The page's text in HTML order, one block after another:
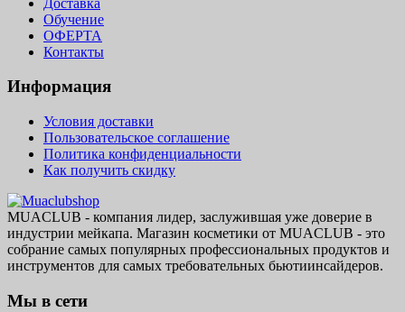
Обучение
ОФЕРТА
Контакты
Информация
Условия доставки
Пользовательское соглашение
Политика конфиденциальности
Как получить скидку
MUACLUB - компания лидер, заслужившая уже доверие в
индустрии мейкапа. Магазин косметики от MUACLUB - это
собрание самых популярных профессиональных продуктов и
инструментов для самых требовательных бьютиинсайдеров.
Мы в сети